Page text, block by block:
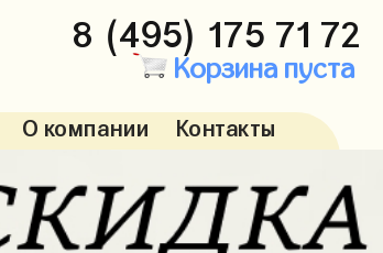
8 (495) 175 71 72
Корзина пуста
О компании Контакты